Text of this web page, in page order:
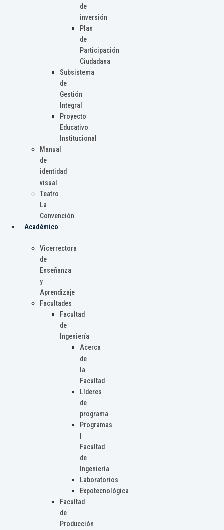
de
inversión
Plan
de
Participación
Ciudadana
Subsistema
de
Gestión
Integral
Proyecto
Educativo
Institucional
Manual
de
identidad
visual
Teatro
La
Convención
Académico
Vicerrectora
de
Enseñanza
y
Aprendizaje
Facultades
Facultad
de
Ingeniería
Acerca
de
la
Facultad
Líderes
de
programa
Programas
Facultad
de
Ingeniería
Laboratorios
Expotecnológica
Facultad
de
Producción